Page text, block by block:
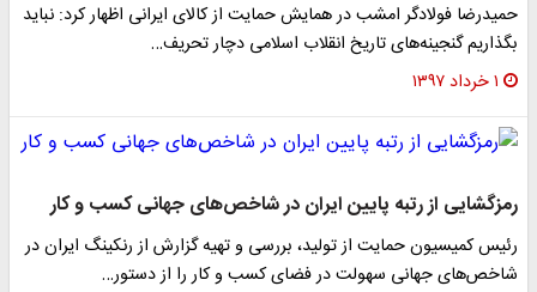
حمیدرضا فولادگر امشب در همایش حمایت از کالای ایرانی اظهار کرد: نباید
بگذاریم گنجینه‌های تاریخ انقلاب اسلامی دچار تحریف…
۱ خرداد ۱۳۹۷
رمزگشایی از رتبه پایین ایران در شاخص‌های جهانی کسب و کار
رئیس کمیسیون حمایت از تولید، بررسی و تهیه گزارش از رنکینگ ایران در
شاخص‌های جهانی سهولت در فضای کسب و کار را از دستور…